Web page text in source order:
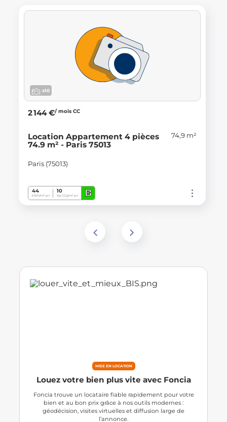
x10
2 144 €/ mois CC
Location Appartement 4 pièces
74.9 m² - Paris 75013
74,9 m²
Paris (75013)
44
kWh/m².an
10
Kg CO2/m².an B
MISE EN LOCATION
Louez votre bien plus vite avec Foncia
Foncia trouve un locataire fiable rapidement pour votre
bien et au bon prix grâce à nos outils modernes :
géodécision, visites virtuelles et diffusion large de
l’annonce.